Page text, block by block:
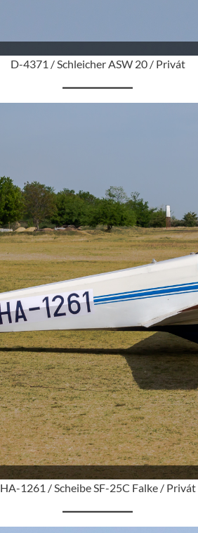
D-4371 / Schleicher ASW 20 / Privát
HA-1261 / Scheibe SF-25C Falke / Privát